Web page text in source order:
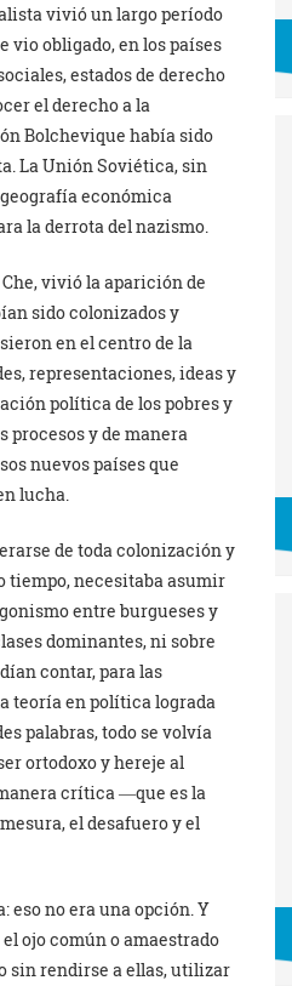
vivió un largo período
vio obligado, en los países
estados de derecho
el derecho a la
Bolchevique había sido
La Unión Soviética, sin
económica
la derrota del nazismo.
vivió la aparición de
sido colonizados y
en el centro de la
representaciones, ideas y
política de los pobres y
procesos y de manera
nuevos países que
lucha.
de toda colonización y
tiempo, necesitaba asumir
entre burgueses y
dominantes, ni sobre
contar, para las
teoría en política lograda
palabras, todo se volvía
ortodoxo y hereje al
crítica ―que es la
el desafuero y el
no era una opción. Y
ojo común o amaestrado
sin rendirse a ellas, utilizar